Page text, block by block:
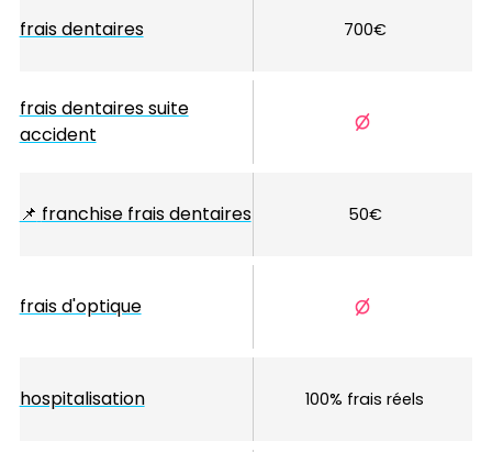
frais dentaires 700€
frais dentaires suite
accident
📌 franchise frais dentaires 50€
frais d'optique
hospitalisation 100% frais réels